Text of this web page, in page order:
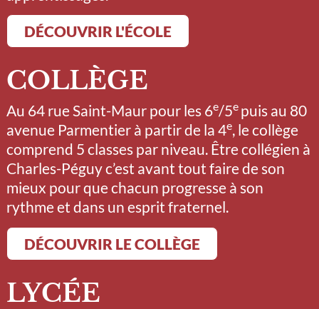
DÉCOUVRIR L'ÉCOLE
COLLÈGE
Au 64 rue Saint-Maur pour les 6e/5e puis au 80
avenue Parmentier à partir de la 4e, le collège
comprend 5 classes par niveau. Être collégien à
Charles-Péguy c’est avant tout faire de son
mieux pour que chacun progresse à son
rythme et dans un esprit fraternel.
DÉCOUVRIR LE COLLÈGE
LYCÉE